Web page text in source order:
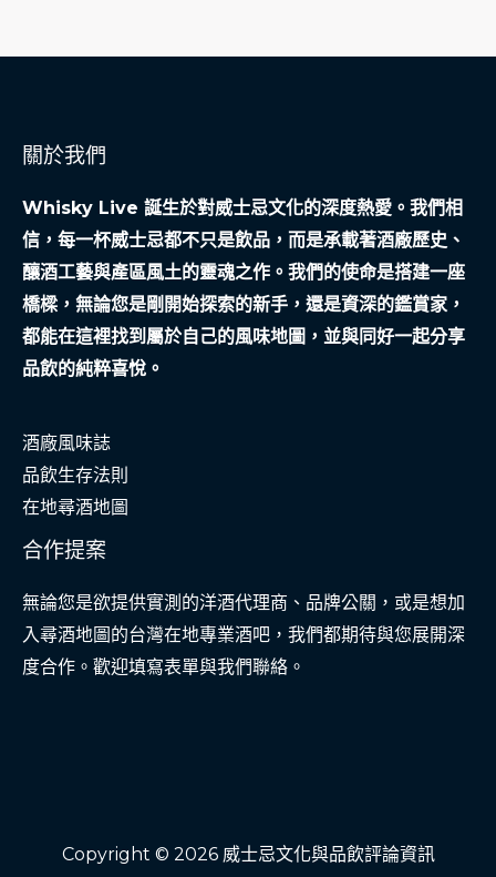
當
是
會
安
全
網
的
最
一
道
暖
流
關於我們
Whisky Live 誕生於對威士忌文化的深度熱愛。我們相
信，每一杯威士忌都不只是飲品，而是承載著酒廠歷史、
釀酒工藝與產區風土的靈魂之作。我們的使命是搭建一座
橋樑，無論您是剛開始探索的新手，還是資深的鑑賞家，
都能在這裡找到屬於自己的風味地圖，並與同好一起分享
品飲的純粹喜悅。
酒廠風味誌
品飲生存法則
在地尋酒地圖
合作提案
無論您是欲提供實測的洋酒代理商、品牌公關，或是想加
入尋酒地圖的台灣在地專業酒吧，我們都期待與您展開深
度合作。歡迎填寫表單與我們聯絡。
Copyright © 2026 威士忌文化與品飲評論資訊